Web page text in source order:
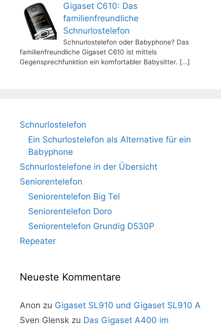
Gigaset C610: Das
familienfreundliche
Schnurlostelefon
Schnurlostelefon oder Babyphone? Das
familienfreundliche Gigaset C610 ist mittels
Gegensprechfunktion ein komfortabler Babysitter. […]
Schnurlostelefon
Ein Schurlostelefon als Alternative für ein
Babyphone
Schnurlostelefone in der Übersicht
Seniorentelefon
Seniorentelefon Big Tel
Seniorentelefon Doro
Seniorentelefon Grundig D530P
Repeater
Neueste Kommentare
Anon zu Gigaset SL910 und Gigaset SL910 A
Sven Glensk zu Das Gigaset A400 im